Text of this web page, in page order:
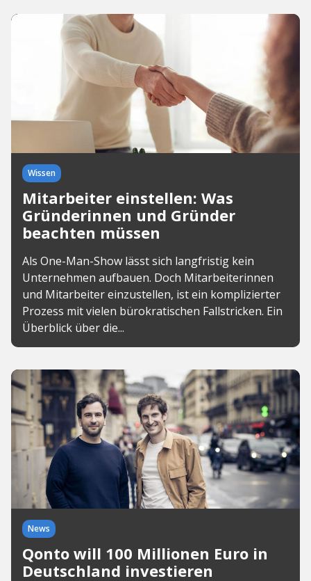
Wissen
Mitarbeiter einstellen: Was
Gründerinnen und Gründer
beachten müssen
Als One-Man-Show lässt sich langfristig kein
Unternehmen aufbauen. Doch Mitarbeiterinnen
und Mitarbeiter einzustellen, ist ein komplizierter
Prozess mit vielen bürokratischen Fallstricken. Ein
Überblick über die...
News
Qonto will 100 Millionen Euro in
Deutschland investieren